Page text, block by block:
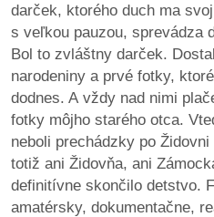
darček, ktorého duch ma
s veľkou pauzou, sprevádza
Bol to zvláštny darček.
narodeniny a prvé fotky,
dodnes. A vždy nad nimi
fotky môjho starého otca.
neboli prechádzky po
totiž ani Židovňa, ani
definitívne skončilo detstvo.
amatérsky, dokumentačne,